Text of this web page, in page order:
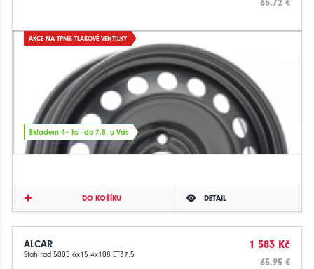
AKCE NA TPMS TLAKOVÉ VENTILKY
Skladem 4+ ks - do 7.8. u Vás
DO KOŠÍKU DETAIL
ALCAR
Stahlrad 5005 6x15 4x108 ET37.5
1 583 Kč
65.95 €